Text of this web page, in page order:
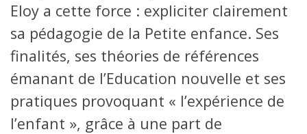
Eloy a cette force : expliciter clairement
sa pédagogie de la Petite enfance. Ses
finalités, ses théories de références
émanant de l’Education nouvelle et ses
pratiques provoquant « l’expérience de
l’enfant », grâce à une part de